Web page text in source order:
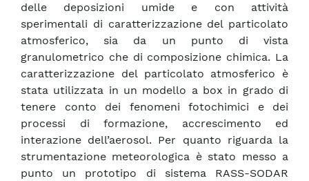
delle deposizioni umide e con attività
sperimentali di caratterizzazione del particolato
atmosferico, sia da un punto di vista
granulometrico che di composizione chimica. La
caratterizzazione del particolato atmosferico è
stata utilizzata in un modello a box in grado di
tenere conto dei fenomeni fotochimici e dei
processi di formazione, accrescimento ed
interazione dell’aerosol. Per quanto riguarda la
strumentazione meteorologica è stato messo a
punto un prototipo di sistema RASS-SODAR